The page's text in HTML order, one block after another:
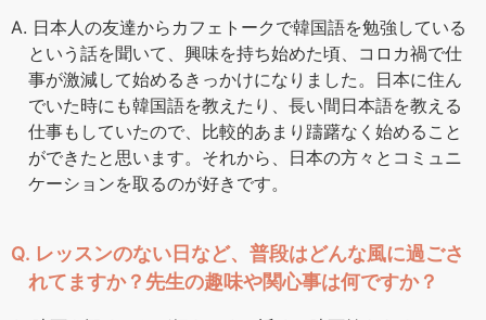
A. 日本人の友達からカフェトークで韓国語を勉強している
という話を聞いて、興味を持ち始めた頃、コロカ禍で仕
事が激減して始めるきっかけになりました。日本に住ん
でいた時にも韓国語を教えたり、長い間日本語を教える
仕事もしていたので、比較的あまり躊躇なく始めること
ができたと思います。それから、日本の方々とコミュニ
ケーションを取るのが好きです。
Q. レッスンのない日など、普段はどんな風に過ごさ
れてますか？先生の趣味や関心事は何ですか？